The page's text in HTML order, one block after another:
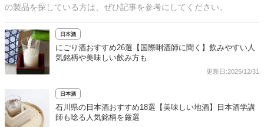
の製品を探している方は、ぜひ記事を参考にしてください。
日本酒
にごり酒おすすめ26選【国際唎酒師に聞く】飲みやすい人
気銘柄や美味しい飲み方も
更新日:2025/12/31
日本酒
石川県の日本酒おすすめ18選【美味しい地酒】日本酒学講
師も唸る人気銘柄を厳選